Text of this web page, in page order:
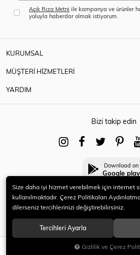
SEPETE EKLE
Açık Rıza Metni ile kampanya ve ürünler
yoluyla haberdar olmak istiyorum.
KURUMSAL
MÜŞTERİ HİZMETLERİ
YARDIM
Bizi takip edin
Download on
Google play
© 2021 HERYENİ. Tüm
Size daha iyi hizmet verebilmek için internet
kullanılmaktadır. Çerez Politikaları
dilerseniz tercihlerinizi değiştirebilirsiniz.
Tercihleri Ayarla
Gizlilik ve Çerez